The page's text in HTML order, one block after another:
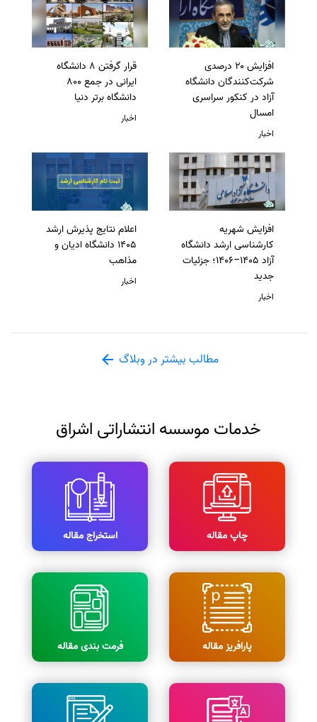
افزایش ۲۰ درصدی
شرکت‌کنندگان دانشگاه
آزاد در کنکور سراسری
امسال
اخبار
قرار گرفتن 8 دانشگاه
ایرانی در جمع 800
دانشگاه برتر دنیا
اخبار
افزایش شهریه
کارشناسی ارشد دانشگاه
آزاد 1405–1406؛ جزئیات
جدید
اخبار
اعلام نتایج پذیرش ارشد
1405 دانشگاه ادیان و
مذاهب
اخبار
مطالب بیشتر در وبلاگ
خدمات موسسه انتشاراتی اشراق
چاپ مقاله استخراج مقاله
پارافریز مقاله فرمت بندی مقاله